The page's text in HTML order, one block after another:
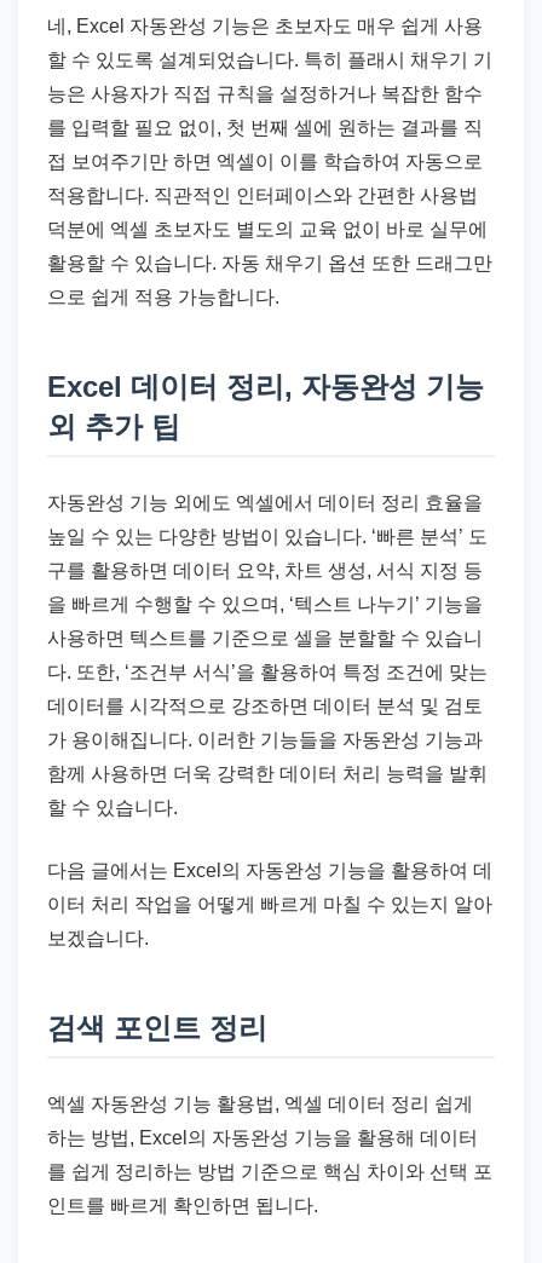
네, Excel 자동완성 기능은 초보자도 매우 쉽게 사용
할 수 있도록 설계되었습니다. 특히 플래시 채우기 기
능은 사용자가 직접 규칙을 설정하거나 복잡한 함수
를 입력할 필요 없이, 첫 번째 셀에 원하는 결과를 직
접 보여주기만 하면 엑셀이 이를 학습하여 자동으로
적용합니다. 직관적인 인터페이스와 간편한 사용법
덕분에 엑셀 초보자도 별도의 교육 없이 바로 실무에
활용할 수 있습니다. 자동 채우기 옵션 또한 드래그만
으로 쉽게 적용 가능합니다.
Excel 데이터 정리, 자동완성 기능
외 추가 팁
자동완성 기능 외에도 엑셀에서 데이터 정리 효율을
높일 수 있는 다양한 방법이 있습니다. ‘빠른 분석’ 도
구를 활용하면 데이터 요약, 차트 생성, 서식 지정 등
을 빠르게 수행할 수 있으며, ‘텍스트 나누기’ 기능을
사용하면 텍스트를 기준으로 셀을 분할할 수 있습니
다. 또한, ‘조건부 서식’을 활용하여 특정 조건에 맞는
데이터를 시각적으로 강조하면 데이터 분석 및 검토
가 용이해집니다. 이러한 기능들을 자동완성 기능과
함께 사용하면 더욱 강력한 데이터 처리 능력을 발휘
할 수 있습니다.
다음 글에서는 Excel의 자동완성 기능을 활용하여 데
이터 처리 작업을 어떻게 빠르게 마칠 수 있는지 알아
보겠습니다.
검색 포인트 정리
엑셀 자동완성 기능 활용법, 엑셀 데이터 정리 쉽게
하는 방법, Excel의 자동완성 기능을 활용해 데이터
를 쉽게 정리하는 방법 기준으로 핵심 차이와 선택 포
인트를 빠르게 확인하면 됩니다.